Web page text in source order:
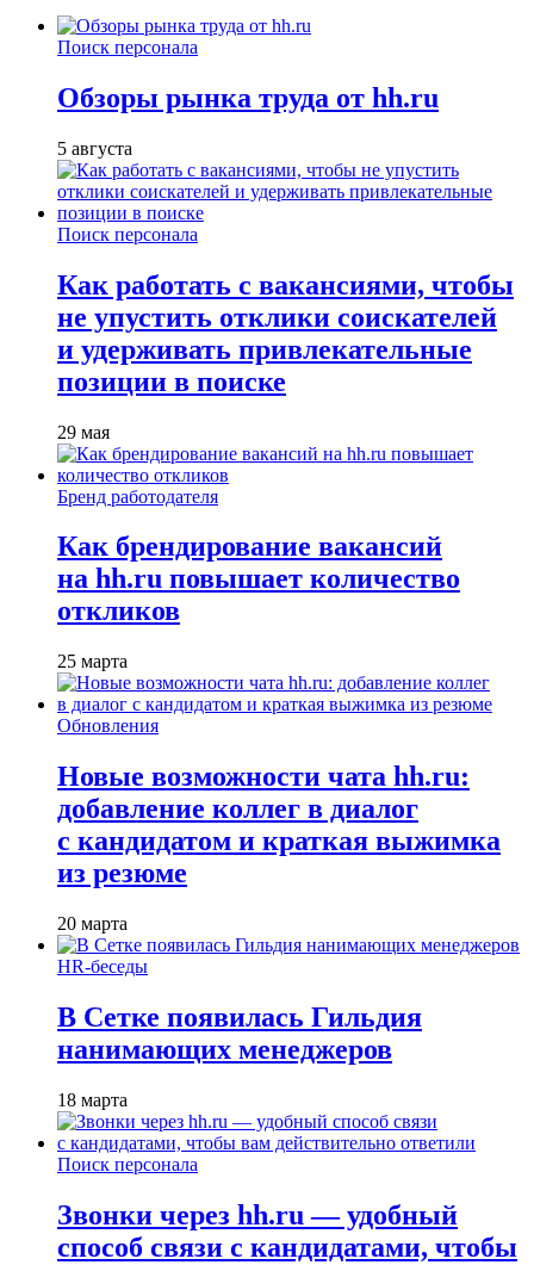
Поиск персонала
Обзоры рынка труда от hh.ru
5 августа
Поиск персонала
Как работать с вакансиями, чтобы
не упустить отклики соискателей
и удерживать привлекательные
позиции в поиске
29 мая
Бренд работодателя
Как брендирование вакансий
на hh.ru повышает количество
откликов
25 марта
Обновления
Новые возможности чата hh.ru:
добавление коллег в диалог
с кандидатом и краткая выжимка
из резюме
20 марта
HR-беседы
В Сетке появилась Гильдия
нанимающих менеджеров
18 марта
Поиск персонала
Звонки через hh.ru — удобный
способ связи с кандидатами, чтобы